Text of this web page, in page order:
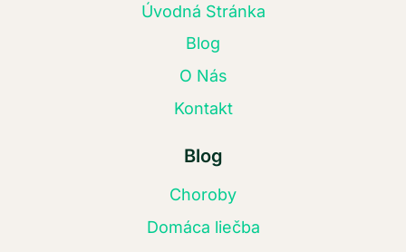
Úvodná Stránka
Blog
O Nás
Kontakt
Blog
Choroby
Domáca liečba